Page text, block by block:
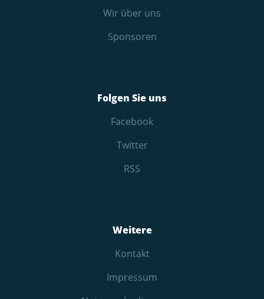
Wir über uns
Sponsoren
Folgen Sie uns
Facebook
Twitter
RSS
Weitere
Kontakt
Impressum